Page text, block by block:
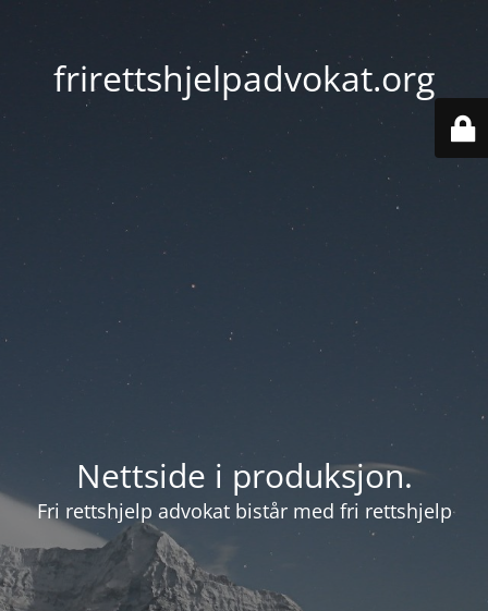
frirettshjelpadvokat.org
Nettside i produksjon.
Fri rettshjelp advokat bistår med fri rettshjelp